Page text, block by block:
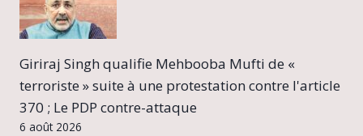
Giriraj Singh qualifie Mehbooba Mufti de «
terroriste » suite à une protestation contre l'article
370 ; Le PDP contre-attaque
6 août 2026